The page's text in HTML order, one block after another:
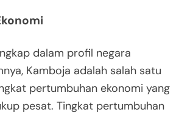
dalam profil negara
Kamboja adalah salah satu
pertumbuhan ekonomi yang
pesat. Tingkat pertumbuhan